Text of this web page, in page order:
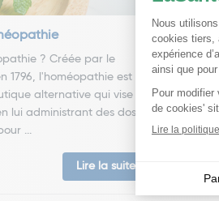
? Créée par le
1796, l'homéopathie est
alternative qui vise à
lui administrant des doses
...
Lire la suite
Ma
Ceci
est
qu'une